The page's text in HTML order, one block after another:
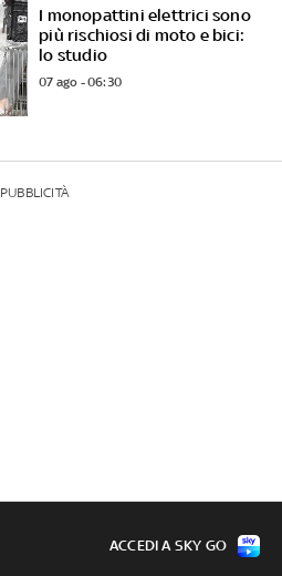
I monopattini elettrici sono
più rischiosi di moto e bici:
lo studio
07 ago - 06:30
PUBBLICITÀ
ACCEDI A SKY GO